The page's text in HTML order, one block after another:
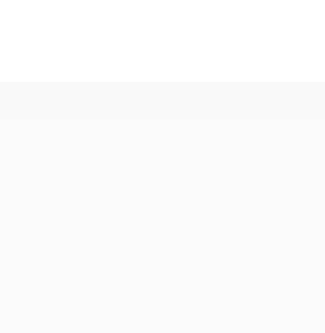
elegante, schmeichelnde Silhouette